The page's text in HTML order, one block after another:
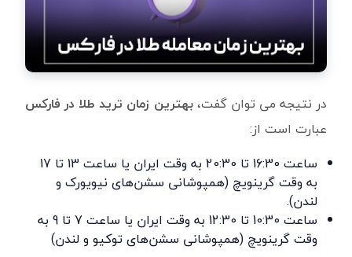
در نتیجه می توان گفت،بهترین زمان ترید طلا در فارکس
عبارت است از:
ساعت 16:30 تا 20:30 به وقت ایران یا ساعت 13 تا 17
به وقت گرینویچ (همپوشانی سشن‌های نیویورک و
لندن).
ساعت 10:30تا 12:30
به وقت ایران یا ساعت 7 تا 9 به
وقت گرینویچ (همپوشانی سشن‌های توکیو و لندن)